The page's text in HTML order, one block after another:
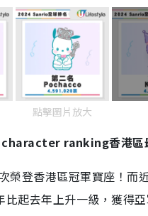
點擊圖片放大
ranking香港區
榮登香港區冠軍寶座！而
起去年上升一級，獲得